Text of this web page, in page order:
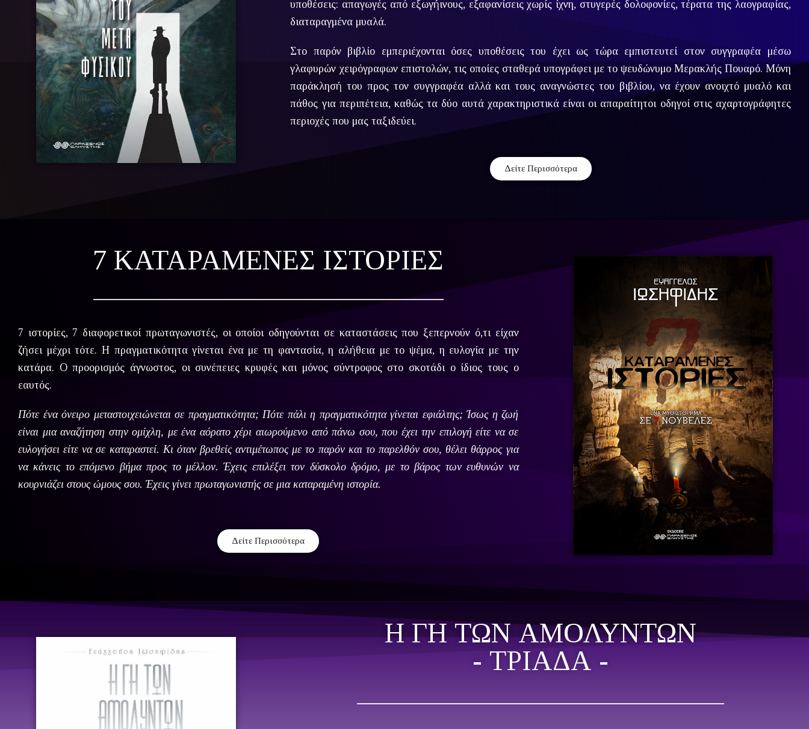
υποθέσεις: απαγωγές από εξωγήινους, εξαφανίσεις χωρίς ίχνη, στυγερές δολοφονίες, τέρατα της λαογραφίας,
διαταραγμένα μυαλά.
Στο παρόν βιβλίο εμπεριέχονται όσες υποθέσεις του έχει ως τώρα εμπιστευτεί στον συγγραφέα μέσω
γλαφυρών χειρόγραφων επιστολών, τις οποίες σταθερά υπογράφει με το ψευδώνυμο Μερακλής Πουαρό. Μόνη
παράκλησή του προς τον συγγραφέα αλλά και τους αναγνώστες του βιβλίου, να έχουν ανοιχτό μυαλό και
πάθος για περιπέτεια, καθώς τα δύο αυτά χαρακτηριστικά είναι οι απαραίτητοι οδηγοί στις αχαρτογράφητες
περιοχές που μας ταξιδεύει.
Δείτε Περισσότερα
7 ΚΑΤΑΡΑΜΕΝΕΣ ΙΣΤΟΡΙΕΣ
7 ιστορίες, 7 διαφορετικοί πρωταγωνιστές, οι οποίοι οδηγούνται σε καταστάσεις που ξεπερνούν ό,τι είχαν
ζήσει μέχρι τότε. Η πραγματικότητα γίνεται ένα με τη φαντασία, η αλήθεια με το ψέμα, η ευλογία με την
κατάρα. Ο προορισμός άγνωστος, οι συνέπειες κρυφές και μόνος σύντροφος στο σκοτάδι ο ίδιος τους ο
εαυτός.
Πότε ένα όνειρο μεταστοιχειώνεται σε πραγματικότητα; Πότε πάλι η πραγματικότητα γίνεται εφιάλτης; Ίσως η ζωή
είναι μια αναζήτηση στην ομίχλη, με ένα αόρατο χέρι αιωρούμενο από πάνω σου, που έχει την επιλογή είτε να σε
ευλογήσει είτε να σε καταραστεί. Κι όταν βρεθείς αντιμέτωπος με το παρόν και το παρελθόν σου, θέλει θάρρος για
να κάνεις το επόμενο βήμα προς το μέλλον. Έχεις επιλέξει τον δύσκολο δρόμο, με το βάρος των ευθυνών να
κουρνιάζει στους ώμους σου. Έχεις γίνει πρωταγωνιστής σε μια καταραμένη ιστορία.
Δείτε Περισσότερα
Η ΓΗ ΤΩΝ ΑΜΌΛΥΝΤΩΝ
- ΤΡΙΑΔΑ -